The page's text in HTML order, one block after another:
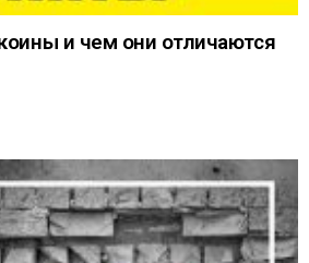
и чем они отличаются